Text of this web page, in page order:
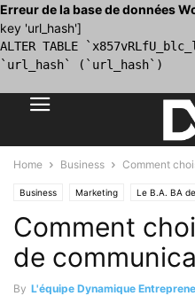
Erreur de la base de données
key 'url_hash']
ALTER TABLE
`url_hash` (`url_hash`)
Home Business Comment
Business Marketing Le B.A. BA
Comment
de
By L'équipe Dynamique